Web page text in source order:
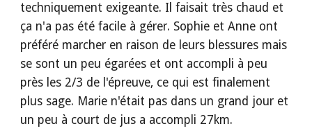
techniquement exigeante. Il faisait très chaud et
ça n'a pas été facile à gérer. Sophie et Anne ont
préféré marcher en raison de leurs blessures mais
se sont un peu égarées et ont accompli à peu
près les 2/3 de l'épreuve, ce qui est finalement
plus sage. Marie n'était pas dans un grand jour et
un peu à court de jus a accompli 27km.